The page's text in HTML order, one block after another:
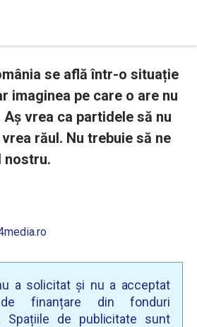
se află într-o situație
imaginea pe care o are nu
vrea ca partidele să nu
răul. Nu trebuie să ne
nostru.
a solicitat și nu a acceptat
finanțare din fonduri
Spațiile de publicitate sunt